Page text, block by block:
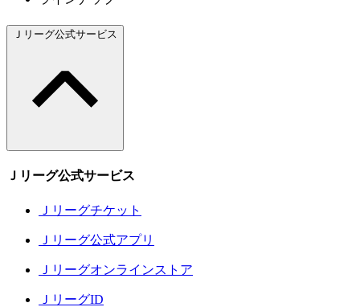
Ｊリーグ公式サービス
Ｊリーグ公式サービス
Ｊリーグチケット
Ｊリーグ公式アプリ
Ｊリーグオンラインストア
ＪリーグID